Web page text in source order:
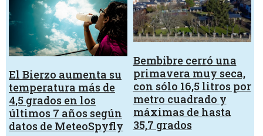
El Bierzo aumenta su
temperatura más de
4,5 grados en los
últimos 7 años según
datos de MeteoSpyfly
Bembibre cerró una
primavera muy seca,
con sólo 16,5 litros por
metro cuadrado y
máximas de hasta
35,7 grados